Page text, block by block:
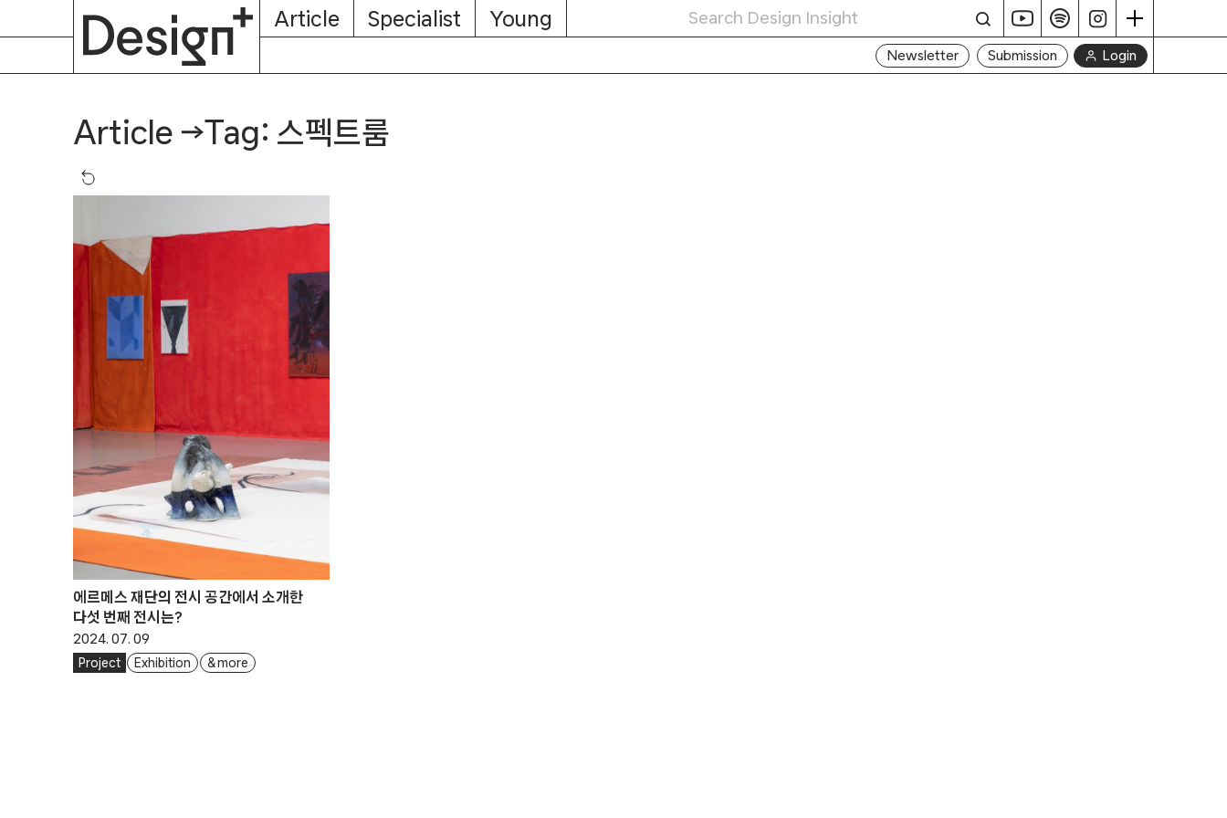
Article Specialist Young
Newsletter Submission Login
Article →Tag: 스펙트룸
에르메스 재단의 전시 공간에서 소개한
다섯 번째 전시는?
2024. 07. 09
Project Exhibition & more
About
Subscription
Magazine